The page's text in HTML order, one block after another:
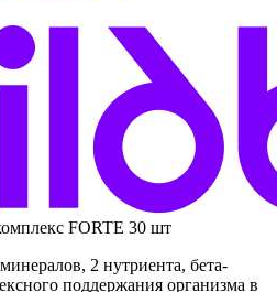
FORTE 30 шт
2 нутриента, бета-
поддержания организма в